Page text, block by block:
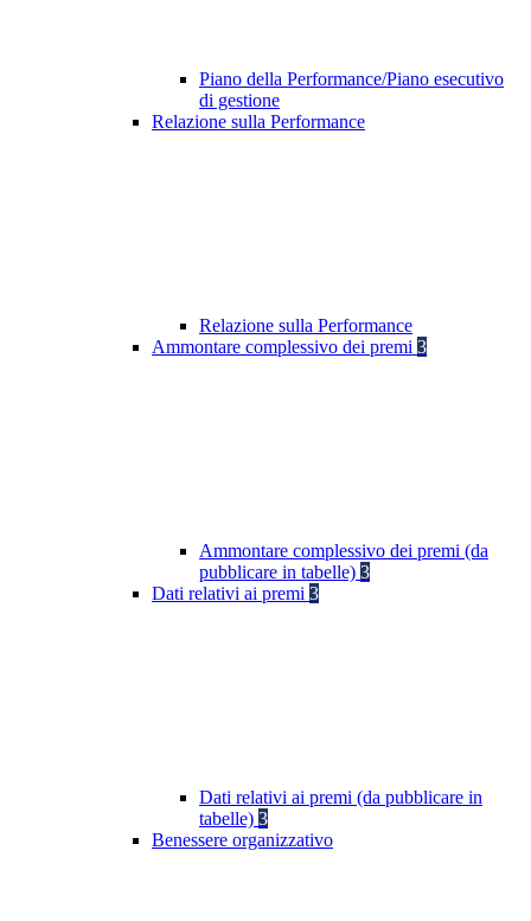
Piano della Performance/Piano esecutivo
di gestione
Relazione sulla Performance
Relazione sulla Performance
Ammontare complessivo dei premi 3
Ammontare complessivo dei premi (da
pubblicare in tabelle) 3
Dati relativi ai premi 3
Dati relativi ai premi (da pubblicare in
tabelle) 3
Benessere organizzativo